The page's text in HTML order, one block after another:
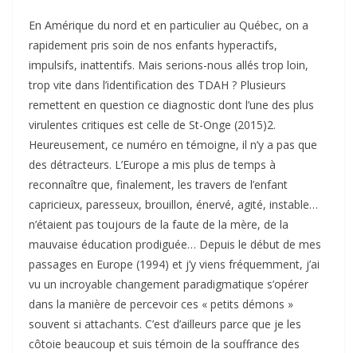
En Amérique du nord et en particulier au Québec, on a
rapidement pris soin de nos enfants hyperactifs,
impulsifs, inattentifs. Mais serions-nous allés trop loin,
trop vite dans l’identification des TDAH ? Plusieurs
remettent en question ce diagnostic dont l’une des plus
virulentes critiques est celle de St-Onge (2015)2.
Heureusement, ce numéro en témoigne, il n’y a pas que
des détracteurs. L’Europe a mis plus de temps à
reconnaître que, finalement, les travers de l’enfant
capricieux, paresseux, brouillon, énervé, agité, instable…
n’étaient pas toujours de la faute de la mère, de la
mauvaise éducation prodiguée… Depuis le début de mes
passages en Europe (1994) et j’y viens fréquemment, j’ai
vu un incroyable changement paradigmatique s’opérer
dans la manière de percevoir ces « petits démons »
souvent si attachants. C’est d’ailleurs parce que je les
côtoie beaucoup et suis témoin de la souffrance des